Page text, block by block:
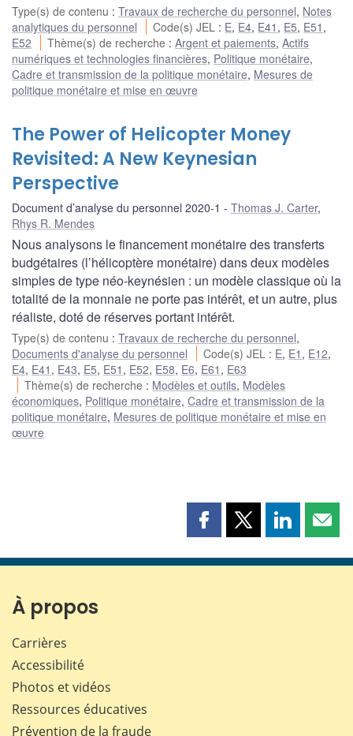
Type(s) de contenu : Travaux de recherche du personnel, Notes
analytiques du personnel
Code(s) JEL : E, E4, E41 , E5, E51 ,
E52
Thème(s) de recherche :Argent et paiements,Actifs
numériques et technologies financières, Politique monétaire,
Cadre et transmission de la politique monétaire, Mesures de
politique monétaire et mise en œuvre
The Power of Helicopter Money
Revisited: A New Keynesian
Perspective
Document d’analyse du personnel 2020-1 Thomas J. Carter,
Rhys R. Mendes
Nous analysons le financement monétaire des transferts
budgétaires (l’hélicoptère monétaire) dans deux modèles
simples de type néo-keynésien : un modèle classique où la
totalité de la monnaie ne porte pas intérêt, et un autre, plus
réaliste, doté de réserves portant intérêt.
Type(s) de contenu : Travaux de recherche du personnel,
Documents d'analyse du personnel
Code(s) JEL : E, E1 , E12,
E4, E41 , E43, E5, E51 , E52, E58, E6, E61 , E63
Thème(s) de recherche : Modèles et outils, Modèles
économiques, Politique monétaire, Cadre et transmission de la
politique monétaire, Mesures de politique monétaire et mise en
œuvre
Partager
page
Partager
page
Partager
page page
À propos
Carrières
Accessibilité
Photos et vidéos
Ressources éducatives
Prévention de la fraude